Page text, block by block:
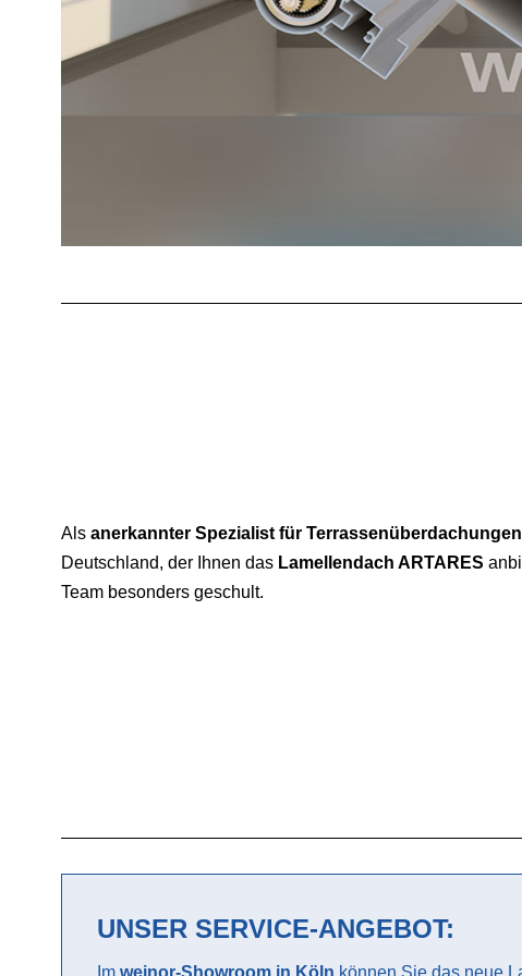
Als anerkannter Spezialist für
Deutschland, der Ihnen das Lamellendach ARTARES
Team besonders geschult.
UNSER SERVICE-ANGEBOT: